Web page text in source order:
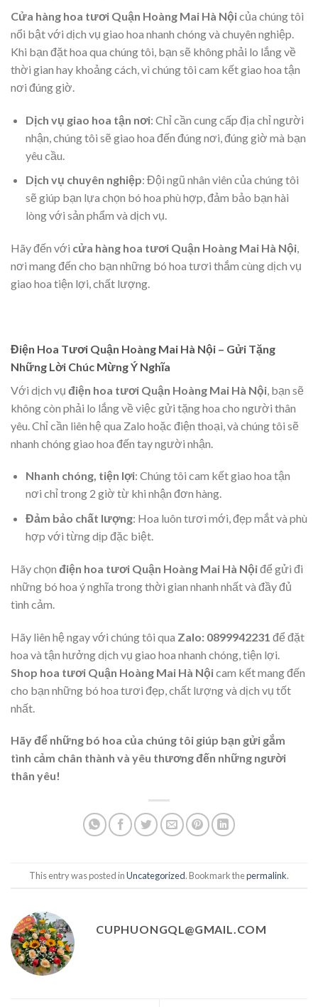
Cửa hàng hoa tươi Quận Hoàng Mai Hà Nộicủa chúng tôi
nổi bật với dịch vụ giao hoa nhanh chóng và chuyên nghiệp.
Khi bạn đặt hoa qua chúng tôi, bạn sẽ không phải lo lắng về
thời gian hay khoảng cách, vì chúng tôi cam kết giao hoa tận
nơi đúng giờ.
Dịch vụ giao hoa tận nơi: Chỉ cần cung cấp địa chỉ người
nhận, chúng tôi sẽ giao hoa đến đúng nơi, đúng giờ mà bạn
yêu cầu.
Dịch vụ chuyên nghiệp: Đội ngũ nhân viên của chúng tôi
sẽ giúp bạn lựa chọn bó hoa phù hợp, đảm bảo bạn hài
lòng với sản phẩm và dịch vụ.
Hãy đến với cửa hàng hoa tươi Quận Hoàng Mai Hà Nội,
nơi mang đến cho bạn những bó hoa tươi thắm cùng dịch vụ
giao hoa tiện lợi, chất lượng.
Điện Hoa Tươi Quận Hoàng Mai Hà Nội – Gửi Tặng
Những Lời Chúc Mừng Ý Nghĩa
Với dịch vụ điện hoa tươi Quận Hoàng Mai Hà Nội , bạn sẽ
không còn phải lo lắng về việc gửi tặng hoa cho người thân
yêu. Chỉ cần liên hệ qua Zalo hoặc điện thoại, và chúng tôi sẽ
nhanh chóng giao hoa đến tay người nhận.
Nhanh chóng, tiện lợi: Chúng tôi cam kết giao hoa tận
nơi chỉ trong 2 giờ từ khi nhận đơn hàng.
Đảm bảo chất lượng: Hoa luôn tươi mới, đẹp mắt và phù
hợp với từng dịp đặc biệt.
Hãy chọn điện hoa tươi Quận Hoàng Mai Hà Nộiđể gửi đi
những bó hoa ý nghĩa trong thời gian nhanh nhất và đầy đủ
tình cảm.
Hãy liên hệ ngay với chúng tôi qua Zalo: 0899942231 để đặt
hoa và tận hưởng dịch vụ giao hoa nhanh chóng, tiện lợi.
Shop hoa tươi Quận Hoàng Mai Hà Nộicam kết mang đến
cho bạn những bó hoa tươi đẹp, chất lượng và dịch vụ tốt
nhất.
Hãy để những bó hoa của chúng tôi giúp bạn gửi gắm
tình cảm chân thành và yêu thương đến những người
thân yêu!
This entry was posted inUncategorized. Bookmark thepermalink.
CUPHUONGQL@GMAIL.COM